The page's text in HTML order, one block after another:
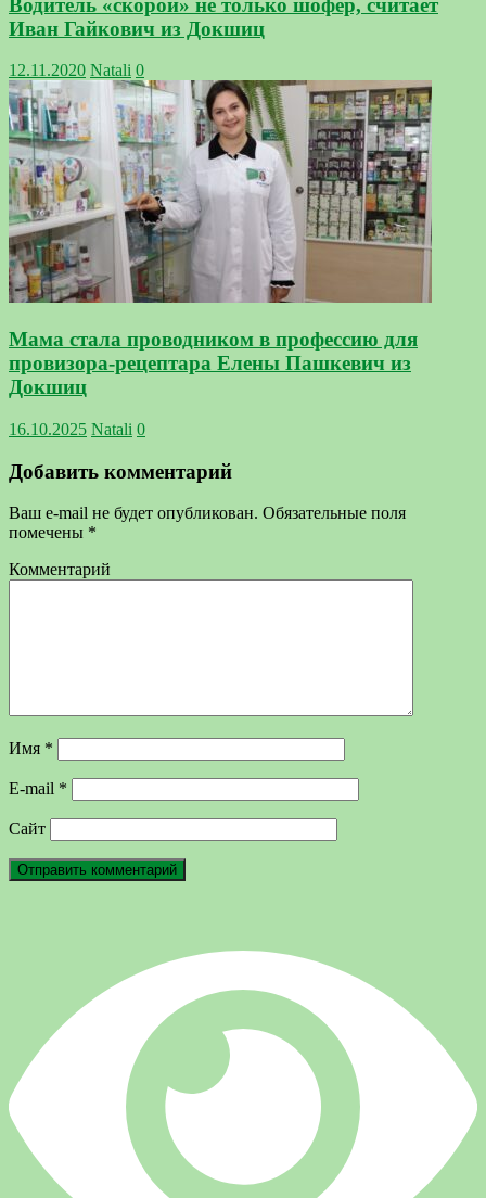
Водитель «скорой» не только шофёр, считает
Иван Гайкович из Докшиц
12.11.2020 Natali 0
Мама стала проводником в профессию для
провизора-рецептара Елены Пашкевич из
Докшиц
16.10.2025 Natali 0
Добавить комментарий
Ваш e-mail не будет опубликован. Обязательные поля
помечены *
Комментарий
Имя *
E-mail *
Сайт